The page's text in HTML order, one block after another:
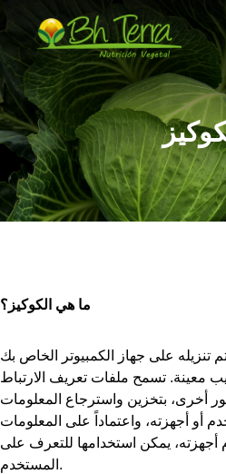
ما هي الكوكيز؟
تنزيله على جهاز الكمبيوتر الخاص بك
معينة. تسمح ملفات تعريف الارتباط
أخرى، بتخزين واسترجاع المعلومات
أو أجهزته، واعتماداً على المعلومات
أجهزته، يمكن استخدامها للتعرف على
المستخدم.